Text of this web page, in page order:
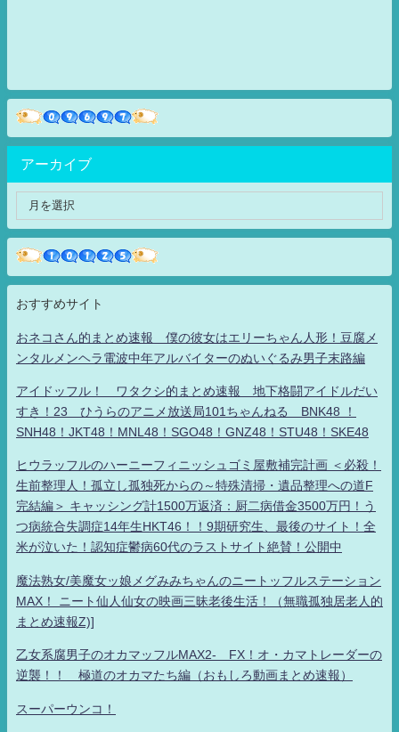
アーカイブ
おすすめサイト
おネコさん的まとめ速報 僕の彼女はエリーちゃん人形！豆腐メ
ンタルメンヘラ電波中年アルバイターのぬいぐるみ男子末路編
アイドッフル！ ワタクシ的まとめ速報 地下格闘アイドルだい
すき！23 ひうらのアニメ放送局101ちゃんねる BNK48 ！
SNH48！JKT48！MNL48！SGO48！GNZ48！STU48！SKE48
ヒウラッフルのハーニーフィニッシュゴミ屋敷補完計画 ＜必殺！
生前整理人！孤立し孤独死からの～特殊清掃・遺品整理への道F
完結編＞ キャッシング計1500万返済：厨二病借金3500万円！う
つ病統合失調症14年生HKT46！！9期研究生、最後のサイト！全
米が泣いた！認知症鬱病60代のラストサイト絶賛！公開中
魔法熟女/美魔女ッ娘メグみみちゃんのニートッフルステーション
MAX！ ニート仙人仙女の映画三昧老後生活！（無職孤独居老人的
まとめ速報Z)]
乙女系腐男子のオカマッフルMAX2- FX！オ・カマトレーダーの
逆襲！！ 極道のオカマたち編（おもしろ動画まとめ速報）
スーパーウンコ！